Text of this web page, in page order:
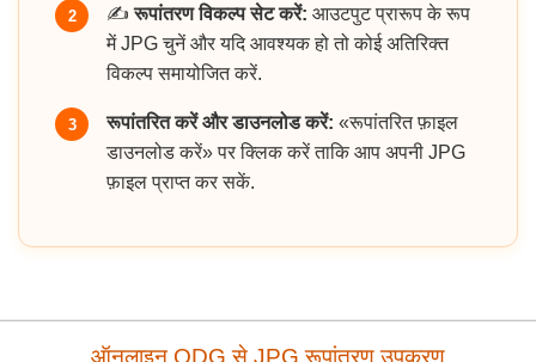
2 ✍️रूपांतरण विकल्प सेट करें: आउटपुट प्रारूप के रूप
में JPG चुनें और यदि आवश्यक हो तो कोई अतिरिक्त
विकल्प समायोजित करें.
3 रूपांतरित करें और डाउनलोड करें: «रूपांतरित फ़ाइल
डाउनलोड करें» पर क्लिक करें ताकि आप अपनी JPG
फ़ाइल प्राप्त कर सकें.